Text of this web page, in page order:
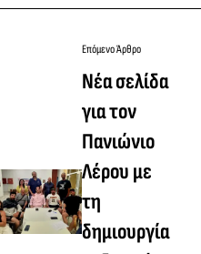
Επόμενο Άρθρο
Νέα σελίδα
για τον
Πανιώνιο
Λέρου με
τη
δημιουργία